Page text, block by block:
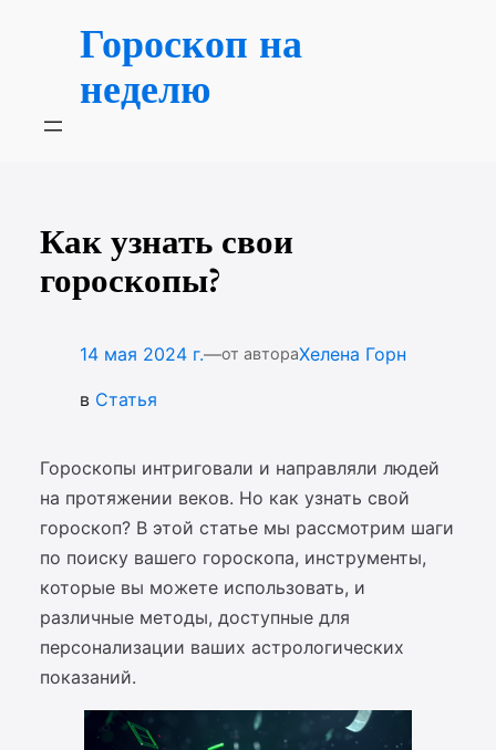
содержимомуГороскоп на
неделю
Как узнать свои
гороскопы?
14 мая 2024 г.—от автораХелена Горн
в Статья
Гороскопы интриговали и направляли людей
на протяжении веков. Но как узнать свой
гороскоп? В этой статье мы рассмотрим шаги
по поиску вашего гороскопа, инструменты,
которые вы можете использовать, и
различные методы, доступные для
персонализации ваших астрологических
показаний.